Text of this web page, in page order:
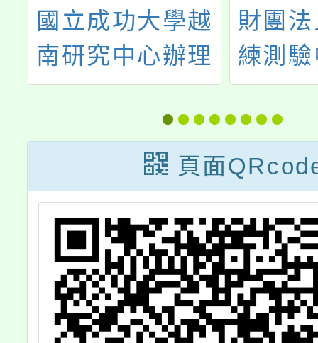
國立成功大學越
南研究中心辦理
「2026年春季國
際越南語認證」
財團
練測
民英
頁面